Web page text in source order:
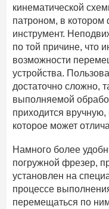
кинематической
патроном, в котором
инструмент.
по той причине, что
возможности
устройства.
достаточно сложно,
выполняемой
приходится
которое может
Намного более
погружной фрезер,
установлен на
процессе
перемещаться по